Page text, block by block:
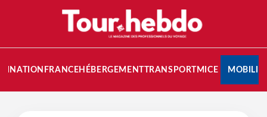
FRANCE HÉBERGEMENTTRANSPORT MICE